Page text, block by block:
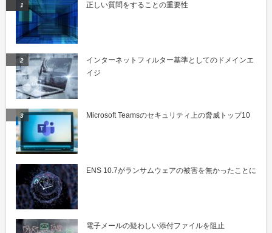
正しい質問をすることの重要性
インターネットフィルター基準としてのドメインエ
イジ
Microsoft Teamsのセキュリティ上の脅威トップ10
ENS 10.7がランサムウェアの被害を無かったことに
電子メールの疑わしい添付ファイルを阻止